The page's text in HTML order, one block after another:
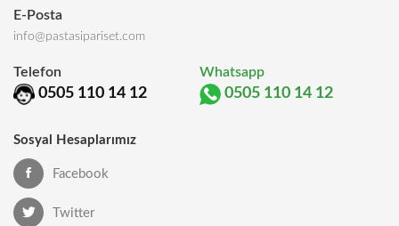
E-Posta
info@pastasipariset.com
Telefon
0505 110 14 12
Whatsapp
0505 110 14 12
Sosyal Hesaplarımız
Facebook
Twitter